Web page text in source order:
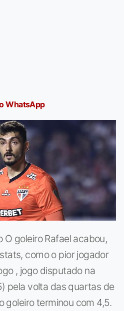
WhatsApp
O goleiro Rafael acabou,
como o pior jogador
, jogo disputado na
pela volta das quartas de
goleiro terminou com 4,5.